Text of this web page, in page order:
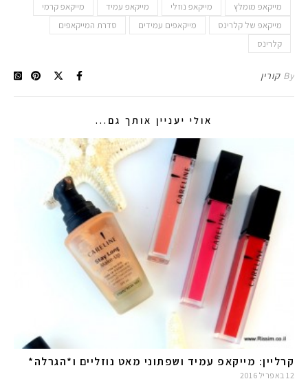
מייקאפ מומלץ
מייקאפ נוזלי מייקאפ עמיד
מייקאפ קרמי
מייקאפ של קלרינס
מייקאפים עמידים
סדרת המייקאפים
קלרינס
By קורין
אולי יעניין אותך גם...
קרליין: מייקאפ עמיד ושפתוני מאט נוזליים ו*הגרלה*
12 באפריל 2016